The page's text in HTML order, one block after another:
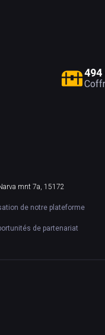
494
mnt 7a, 15172
de notre plateforme
de partenariat